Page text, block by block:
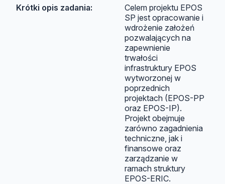
Krótki opis zadania:
Celem projektu EPOS
SP jest opracowanie i
wdrożenie założeń
pozwalających na
zapewnienie
trwałości
infrastruktury EPOS
wytworzonej w
poprzednich
projektach (EPOS-PP
oraz EPOS-IP).
Projekt obejmuje
zarówno zagadnienia
techniczne, jak i
finansowe oraz
zarządzanie w
ramach struktury
EPOS-ERIC.